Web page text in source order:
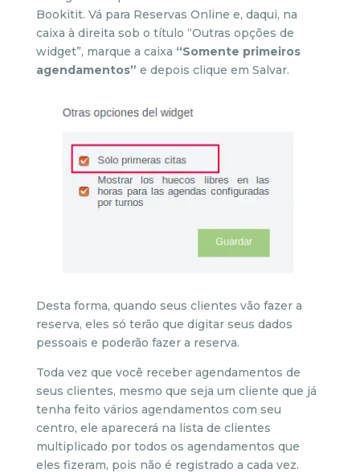
Bookitit. Vá para Reservas Online e, daqui, na
caixa à direita sob o título “Outras opções de
widget”, marque a caixa “Somente primeiros
agendamentos” e depois clique em Salvar.
Desta forma, quando seus clientes vão fazer a
reserva, eles só terão que digitar seus dados
pessoais e poderão fazer a reserva.
Toda vez que você receber agendamentos de
seus clientes, mesmo que seja um cliente que já
tenha feito vários agendamentos com seu
centro, ele aparecerá na lista de clientes
multiplicado por todos os agendamentos que
eles fizeram, pois não é registrado a cada vez.